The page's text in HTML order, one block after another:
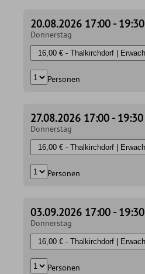
20.08.2026 17:00 - 19:30
Donnerstag
Personen
27.08.2026 17:00 - 19:30
Donnerstag
Personen
03.09.2026 17:00 - 19:30
Donnerstag
Personen